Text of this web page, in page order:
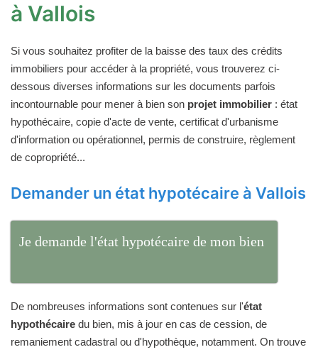
à Vallois
Si vous souhaitez profiter de la baisse des taux des crédits
immobiliers pour accéder à la propriété, vous trouverez ci-
dessous diverses informations sur les documents parfois
incontournable pour mener à bien son projet immobilier : état
hypothécaire, copie d'acte de vente, certificat d'urbanisme
d'information ou opérationnel, permis de construire, règlement
de copropriété...
Demander un état hypotécaire à Vallois
Je demande l'état hypotécaire de mon bien
De nombreuses informations sont contenues sur l'état
hypothécaire du bien, mis à jour en cas de cession, de
remaniement cadastral ou d'hypothèque, notamment. On trouve